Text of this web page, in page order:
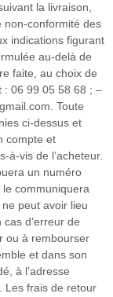
la livraison,
non-conformité des
indications figurant
au-delà de
faite, au choix de
: 06 99 05 58 68 ; –
Toute
ci-dessus et
compte et
à-vis de l’acheteur.
un numéro
le communiquera
ne peut avoir lieu
cas d’erreur de
ou à rembourser
et dans son
à l’adresse
Les frais de retour